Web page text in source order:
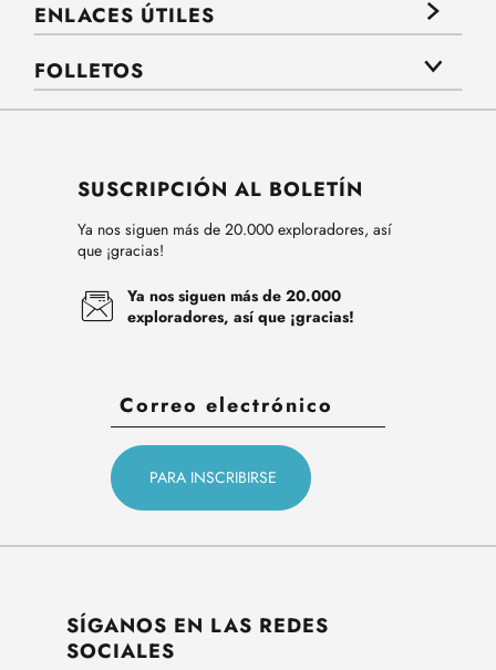
ENLACES ÚTILES
FOLLETOS
SUSCRIPCIÓN AL BOLETÍN
Ya nos siguen más de 20.000 exploradores, así
que ¡gracias!
Ya nos siguen más de 20.000
exploradores, así que ¡gracias!
SÍGANOS EN LAS REDES
SOCIALES